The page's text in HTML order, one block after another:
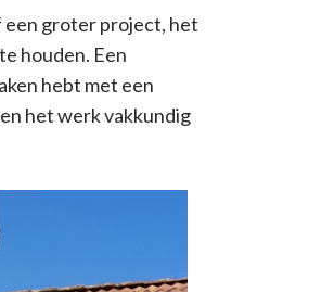
een groter project, het
houden. Een
hebt met een
het werk vakkundig